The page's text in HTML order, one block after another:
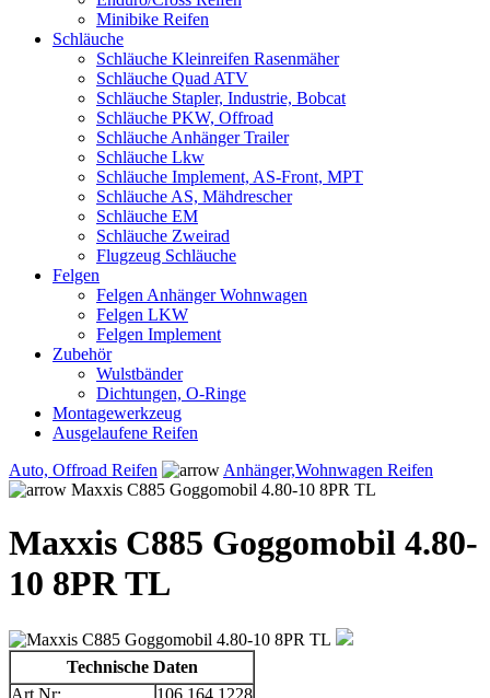
Minibike Reifen
Schläuche
Schläuche Kleinreifen Rasenmäher
Schläuche Quad ATV
Schläuche Stapler, Industrie, Bobcat
Schläuche PKW, Offroad
Schläuche Anhänger Trailer
Schläuche Lkw
Schläuche Implement, AS-Front, MPT
Schläuche AS, Mähdrescher
Schläuche EM
Schläuche Zweirad
Flugzeug Schläuche
Felgen
Felgen Anhänger Wohnwagen
Felgen LKW
Felgen Implement
Zubehör
Wulstbänder
Dichtungen, O-Ringe
Montagewerkzeug
Ausgelaufene Reifen
Auto, Offroad Reifen
Anhänger,Wohnwagen Reifen
Maxxis C885 Goggomobil 4.80-10 8PR TL
Maxxis C885 Goggomobil 4.80-
10 8PR TL
Technische Daten
Art.Nr:
106.164.1228